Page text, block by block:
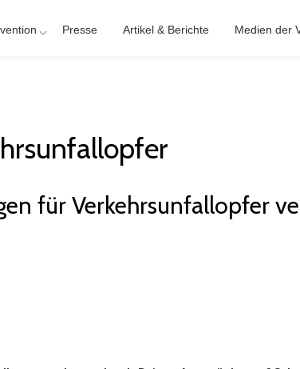
Presse Artikel & Berichte Medien der
für Verkehrsunfallopfer